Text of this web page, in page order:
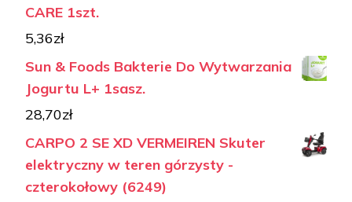
CARE 1szt.
5,36zł
Sun & Foods Bakterie Do Wytwarzania
Jogurtu L+ 1sasz.
28,70zł
CARPO 2 SE XD VERMEIREN Skuter
elektryczny w teren górzysty -
czterokołowy (6249)